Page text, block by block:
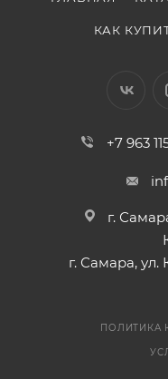
КАК
+7 963
г.
г. Самара, ул.
ПОЛИТИКА